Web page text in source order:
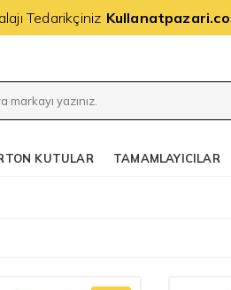
Tedarikçiniz
KUTULAR TAMAMLAYICILAR